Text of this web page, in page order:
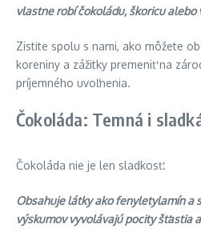
vlastne robí čokoládu, škoricu alebo
Zistite spolu s nami, ako môžete
koreniny a zážitky premeniť na
príjemného uvoľnenia.
Čokoláda: Temná i
Čokoláda nie je len sladkosť.
Obsahuje látky ako fenyletylamín a
výskumov vyvolávajú pocity šťastia